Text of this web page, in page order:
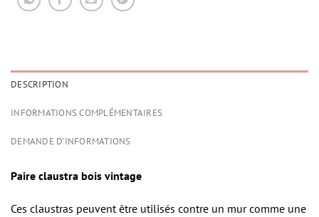
DESCRIPTION
INFORMATIONS COMPLÉMENTAIRES
DEMANDE D'INFORMATIONS
Paire claustra bois vintage
Ces claustras peuvent être utilisés contre un mur comme une